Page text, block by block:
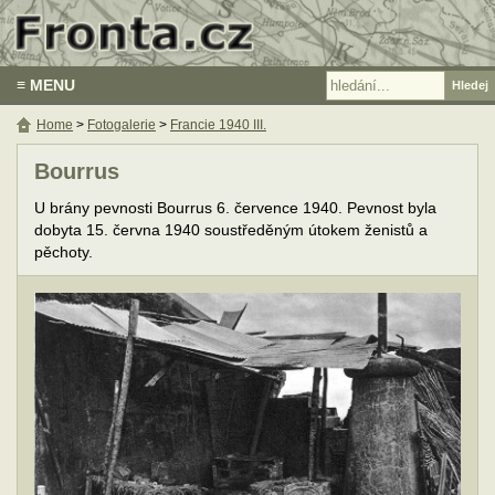
≡ MENU
Bourrus
U brány pevnosti Bourrus 6. července 1940. Pevnost byla
dobyta 15. června 1940 soustředěným útokem ženistů a
pěchoty.
Home > Fotogalerie > Francie 1940 III.